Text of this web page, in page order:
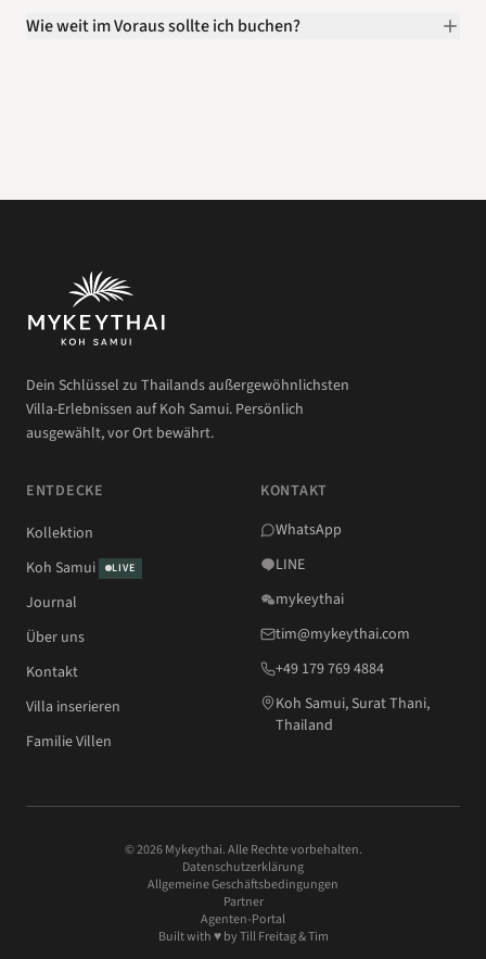
Wie weit im Voraus sollte ich buchen?
Dein Schlüssel zu Thailands außergewöhnlichsten
Villa-Erlebnissen auf Koh Samui. Persönlich
ausgewählt, vor Ort bewährt.
ENTDECKE
Kollektion
Koh Samui
LIVE
Journal
Über uns
Kontakt
Villa inserieren
Familie Villen
KONTAKT
WhatsApp
LINE
mykeythai
tim@mykeythai.com
+49 179 769 4884
Koh Samui, Surat Thani,
Thailand
© 2026 Mykeythai. Alle Rechte vorbehalten.
Datenschutzerklärung
Allgemeine Geschäftsbedingungen
Partner
Agenten-Portal
Built with ♥ byTill Freitag& Tim